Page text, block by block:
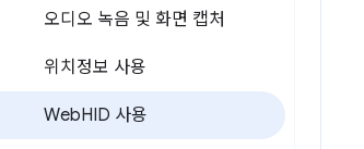
오디오 녹음 및 화면 캡처
위치정보 사용
WebHID 사용